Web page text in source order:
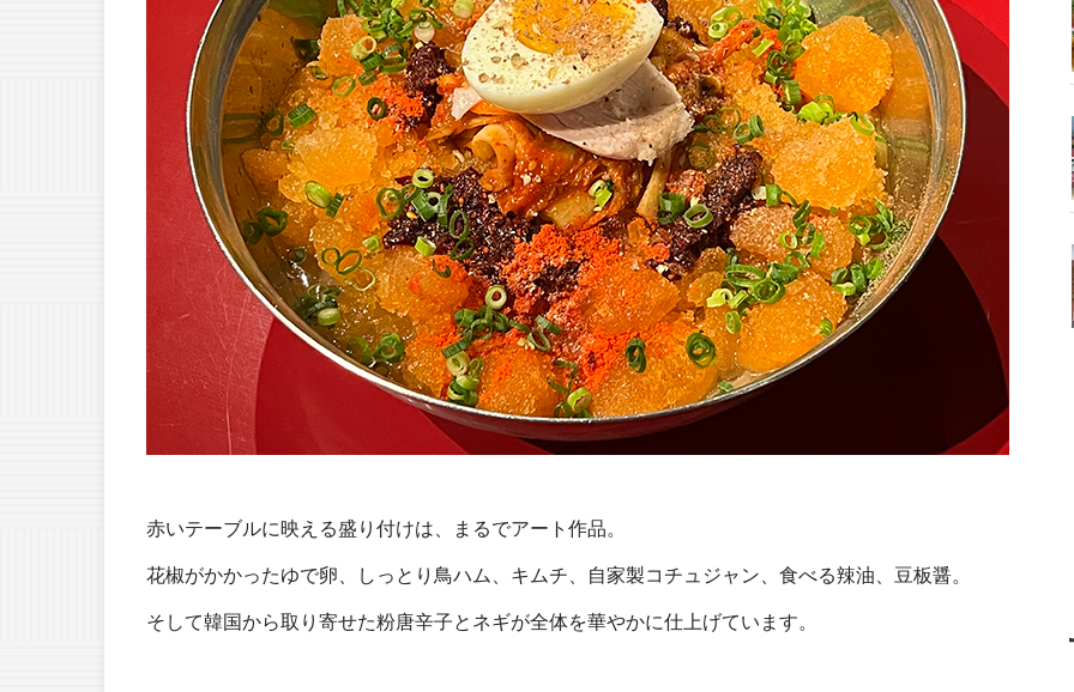
赤いテーブルに映える盛り付けは、まるでアート作品。
花椒がかかったゆで卵、しっとり鳥ハム、キムチ、自家製コチュジャン、食べる辣油、豆板醤。
そして韓国から取り寄せた粉唐辛子とネギが全体を華やかに仕上げています。